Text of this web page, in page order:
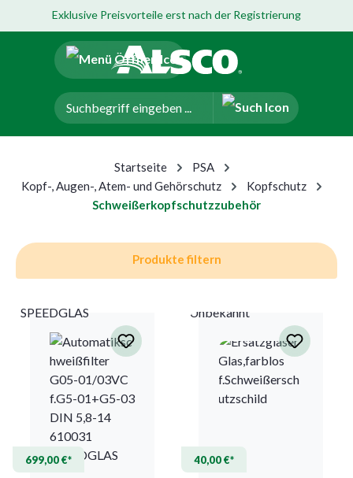
Hauptinhalt springen
Zur Navigation der B2B-Plattform springen
Exklusive Preisvorteile erst nach der Registrierung
Startseite
PSA
Kopf-, Augen-, Atem- und Gehörschutz
Kopfschutz
Schweißerkopfschutzzubehör
Produkte filtern
SPEEDGLAS
699,00 €*
Unbekannt
40,00 €*